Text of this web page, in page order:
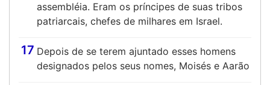
assembléia. Eram os príncipes de suas tribos
patriarcais, chefes de milhares em Israel.
17 Depois de se terem ajuntado esses homens
designados pelos seus nomes, Moisés e Aarão